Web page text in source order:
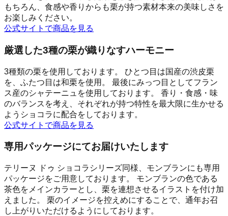
もちろん、食感や香りからも栗が持つ素材本来の美味しさを
お楽しみください。
公式サイトで商品を見る
厳選した3種の栗が織りなすハーモニー
3種類の栗を使用しております。 ひとつ目は国産の渋皮栗
を、ふたつ目は和栗を使用。 最後にみっつ目としてフラン
ス産のシャテーニュを使用しております。 香り・食感・味
のバランスを考え、それぞれが持つ特性を最大限に生かせる
ようショコラに配合をしております。
公式サイトで商品を見る
専用パッケージにてお届けいたします
テリーヌ ドゥ ショコラシリーズ同様、モンブランにも専用
パッケージをご用意しております。 モンブランの色である
茶色をメインカラーとし、栗を連想させるイラストを付け加
えました。 栗のイメージを控えめにすることで、通年お召
し上がりいただけるようにしております。